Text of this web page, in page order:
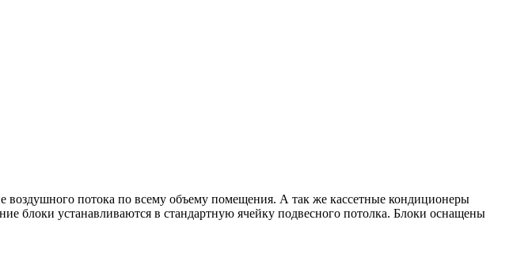
воздушного потока по всему объему помещения. А так же кассетные кондиционеры
блоки устанавливаются в стандартную ячейку подвесного потолка. Блоки оснащены